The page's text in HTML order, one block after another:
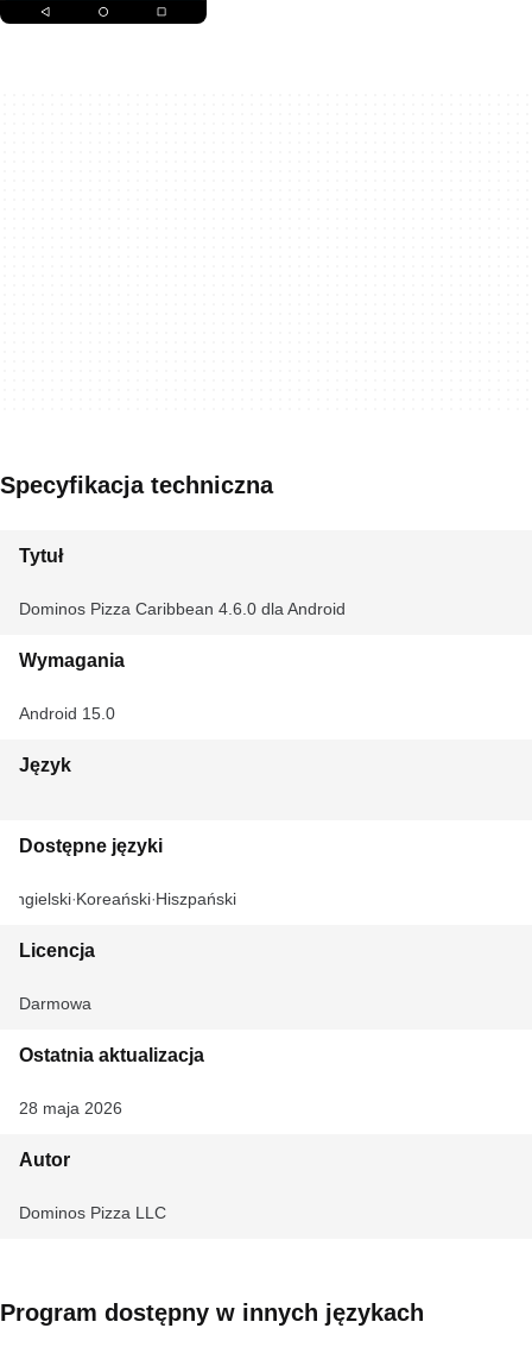
Specyfikacja techniczna
Tytuł
Dominos Pizza Caribbean 4.6.0 dla Android
Wymagania
Android 15.0
Język
Dostępne języki
Angielski Koreański Hiszpański
Licencja
Darmowa
Ostatnia aktualizacja
28 maja 2026
Autor
Dominos Pizza LLC
Program dostępny w innych językach